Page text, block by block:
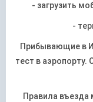
- загрузить
-
Прибывающие в
тест в
Правила